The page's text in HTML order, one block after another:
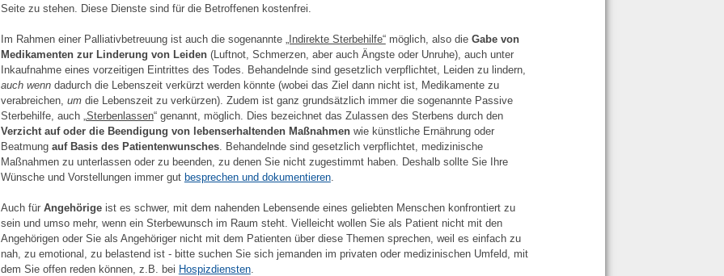
Seite zu stehen. Diese Dienste sind für die Betroffenen kostenfrei.
Im Rahmen einer Palliativbetreuung ist auch die sogenannte „Indirekte Sterbehilfe“möglich, also die Gabe von
Medikamenten zur Linderung von Leiden(Luftnot, Schmerzen, aber auch Ängste oder Unruhe), auch unter
Inkaufnahme eines vorzeitigen Eintrittes des Todes. Behandelnde sind gesetzlich verpflichtet, Leiden zu lindern,
auch wenndadurch die Lebenszeit verkürzt werden könnte (wobei das Ziel dann nicht ist, Medikamente zu
verabreichen, umdie Lebenszeit zu verkürzen). Zudem ist ganz grundsätzlich immer die sogenannte Passive
Sterbehilfe, auch „Sterbenlassen“ genannt, möglich. Dies bezeichnet das Zulassen des Sterbens durch den
Verzicht auf oder die Beendigung von lebenserhaltenden Maßnahmenwie künstliche Ernährung oder
Beatmung auf Basis des Patientenwunsches. Behandelnde sind gesetzlich verpflichtet, medizinische
Maßnahmen zu unterlassen oder zu beenden, zu denen Sie nicht zugestimmt haben. Deshalb sollte Sie Ihre
Wünsche und Vorstellungen immer gut besprechen und dokumentieren.
Auch für Angehörigeist es schwer, mit dem nahenden Lebensende eines geliebten Menschen konfrontiert zu
sein und umso mehr, wenn ein Sterbewunsch im Raum steht. Vielleicht wollen Sie als Patient nicht mit den
Angehörigen oder Sie als Angehöriger nicht mit dem Patienten über diese Themen sprechen, weil es einfach zu
nah, zu emotional, zu belastend ist - bitte suchen Sie sich jemanden im privaten oder medizinischen Umfeld, mit
dem Sie offen reden können, z.B. bei Hospizdiensten.